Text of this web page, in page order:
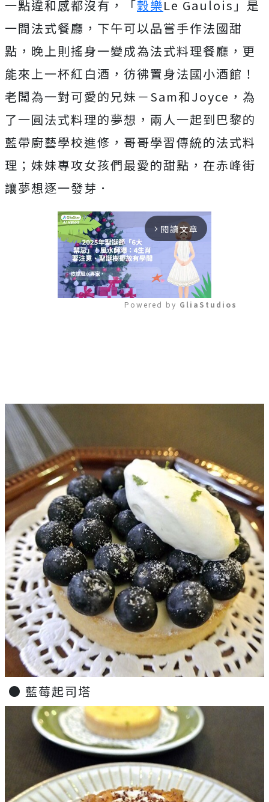
一點違和感都沒有，「穀樂Le Gaulois」是
一間法式餐廳，下午可以品嘗手作法國甜
點，晚上則搖身一變成為法式料理餐廳，更
能來上一杯紅白酒，彷彿置身法國小酒館！
老闆為一對可愛的兄妹－Sam和Joyce，為
了一圓法式料理的夢想，兩人一起到巴黎的
藍帶廚藝學校進修，哥哥學習傳統的法式料
理；妹妹專攻女孩們最愛的甜點，在赤峰街
讓夢想逐一發芽．
arrow_forward_ios 閱讀文章
Powered by GliaStudios
● 藍莓起司塔